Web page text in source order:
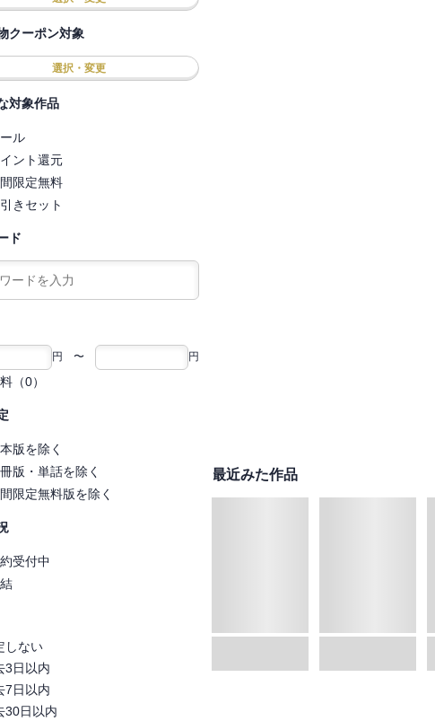
クーポン対象
選択・変更
対象作品
ル
ント還元
限定無料
きセット
ド
円 〜 円
（0）
版を除く
版・単話を除く
限定無料版を除く
受付中
しない
3日以内
7日以内
30日以内
最近みた作品